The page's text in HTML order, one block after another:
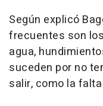
Según explicó
frecuentes son
agua,
suceden por no
salir, como la